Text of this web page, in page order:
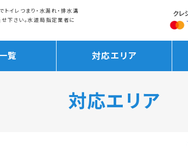
トイレつまり・水漏れ・排水溝
下さい。水道局指定業者に
覧 対応エリア
対応エリア